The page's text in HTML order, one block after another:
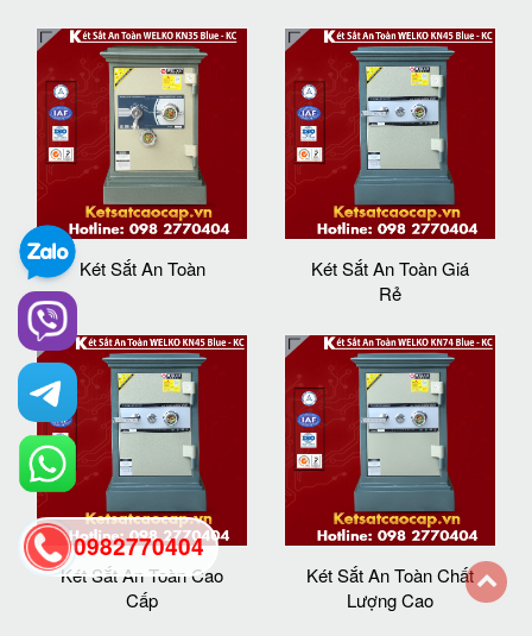
Két Sắt An Toàn
Két Sắt An Toàn Giá
Rẻ
Két Sắt An Toàn Cao
Cấp
Két Sắt An Toàn Chất
Lượng Cao
0982770404